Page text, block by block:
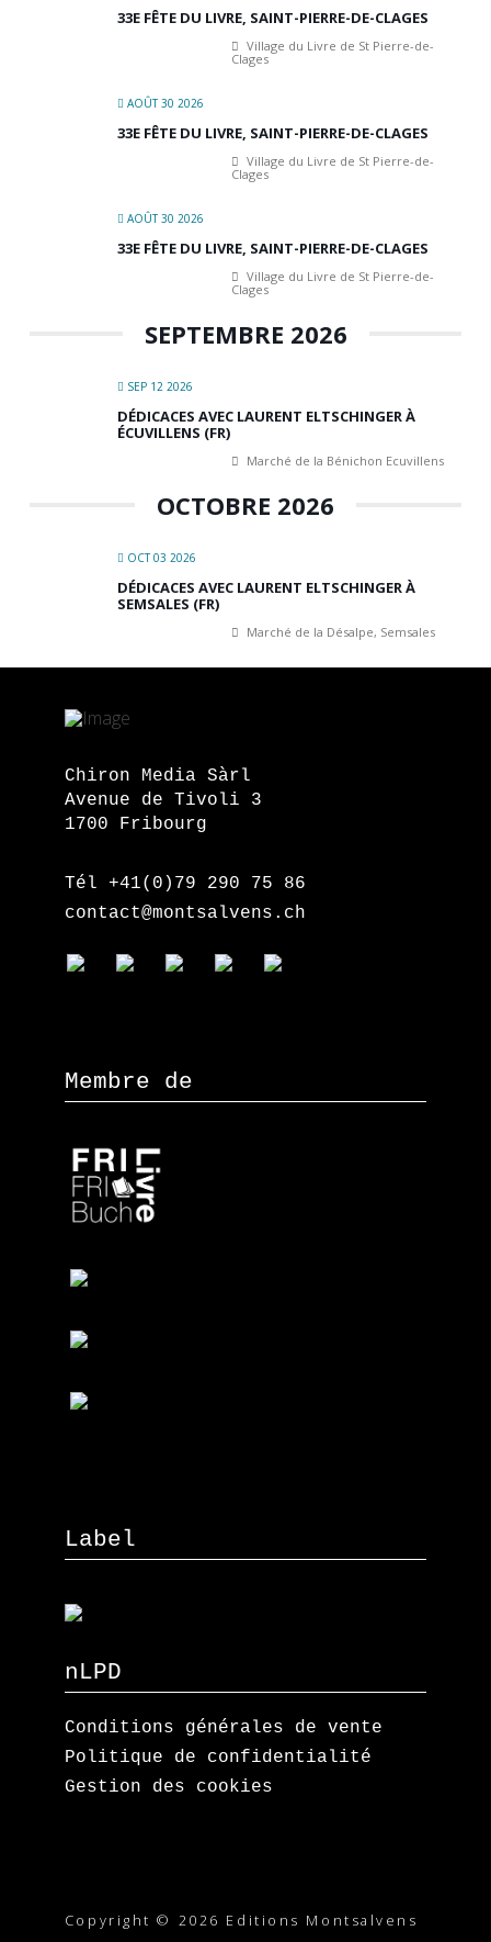
33E FÊTE DU LIVRE, SAINT-PIERRE-DE-CLAGES
Village du Livre de St Pierre-de-
Clages
AOÛT 30 2026
33E FÊTE DU LIVRE, SAINT-PIERRE-DE-CLAGES
Village du Livre de St Pierre-de-
Clages
AOÛT 30 2026
33E FÊTE DU LIVRE, SAINT-PIERRE-DE-CLAGES
Village du Livre de St Pierre-de-
Clages
SEPTEMBRE 2026
SEP 12 2026
DÉDICACES AVEC LAURENT ELTSCHINGER À
ÉCUVILLENS (FR)
Marché de la Bénichon Ecuvillens
OCTOBRE 2026
OCT 03 2026
DÉDICACES AVEC LAURENT ELTSCHINGER À
SEMSALES (FR)
Marché de la Désalpe, Semsales
Chiron Media Sàrl
Avenue de Tivoli 3
1700 Fribourg
Tél +41(0)79 290 75 86
contact@montsalvens.ch
Membre de
Label
nLPD
Conditions générales de vente
Politique de confidentialité
Gestion des cookies
Copyright © 2026 Editions Montsalvens